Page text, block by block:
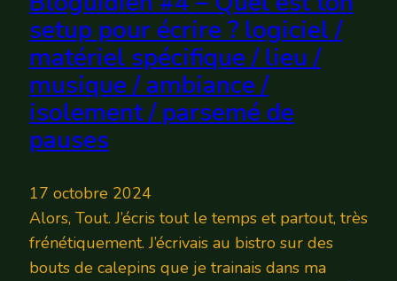
setup pour écrire ? logiciel /
matériel spécifique / lieu /
musique / ambiance /
isolement / parsemé de
pauses
17 octobre 2024
Alors, Tout. J’écris tout le temps et partout, très
frénétiquement. J’écrivais au bistro sur des
bouts de calepins que je trainais dans ma